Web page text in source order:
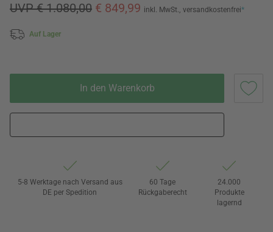
UVP € 1.080,00 € 849,99 inkl. MwSt., versandkostenfrei*
Auf Lager
In den Warenkorb
5-8 Werktage nach Versand aus
DE per Spedition
60 Tage
Rückgaberecht
24.000
Produkte
lagernd